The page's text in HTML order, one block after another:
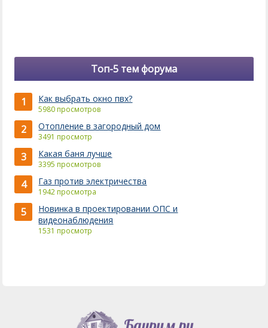
Топ-5 тем форума
1 Как выбрать окно пвх?
5980 просмотров
2 Отопление в загородный дом
3491 просмотр
3 Какая баня лучше
3395 просмотров
4 Газ против электричества
1942 просмотра
5
Новинка в проектировании ОПС и
видеонаблюдения
1531 просмотр